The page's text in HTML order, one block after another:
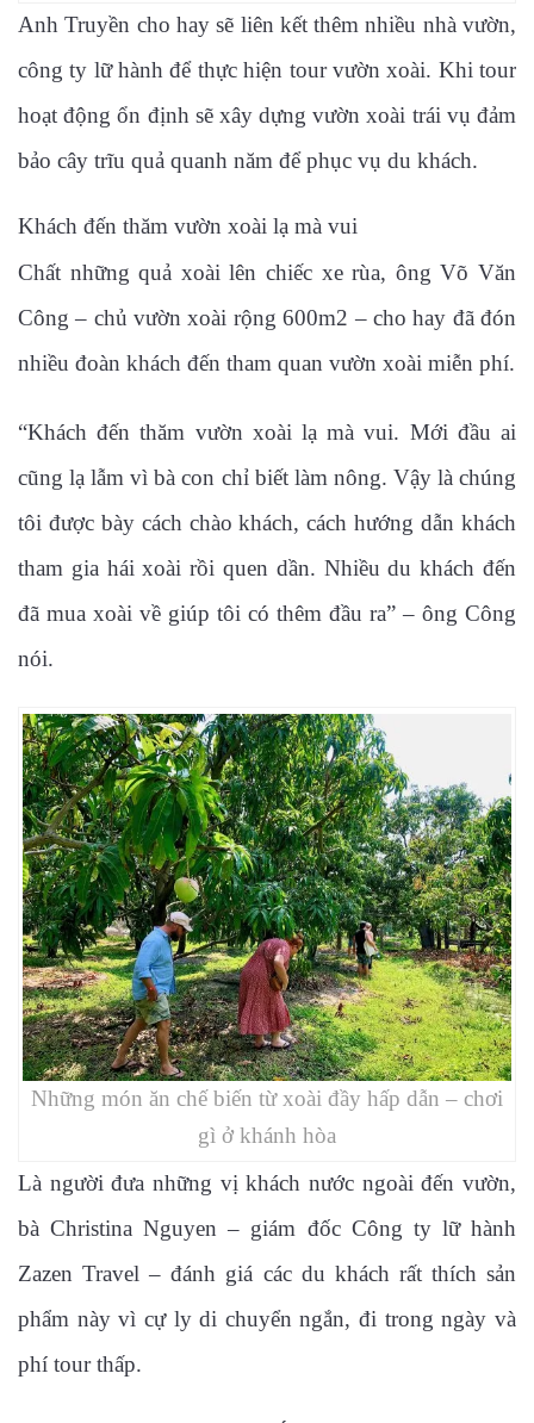
Anh Truyền cho hay sẽ liên kết thêm nhiều nhà vườn,
công ty lữ hành để thực hiện tour vườn xoài. Khi tour
hoạt động ổn định sẽ xây dựng vườn xoài trái vụ đảm
bảo cây trĩu quả quanh năm để phục vụ du khách.
Khách đến thăm vườn xoài lạ mà vui
Chất những quả xoài lên chiếc xe rùa, ông Võ Văn
Công – chủ vườn xoài rộng 600m2 – cho hay đã đón
nhiều đoàn khách đến tham quan vườn xoài miễn phí.
“Khách đến thăm vườn xoài lạ mà vui. Mới đầu ai
cũng lạ lẫm vì bà con chỉ biết làm nông. Vậy là chúng
tôi được bày cách chào khách, cách hướng dẫn khách
tham gia hái xoài rồi quen dần. Nhiều du khách đến
đã mua xoài về giúp tôi có thêm đầu ra” – ông Công
nói.
Những món ăn chế biến từ xoài đầy hấp dẫn – chơi
gì ở khánh hòa
Là người đưa những vị khách nước ngoài đến vườn,
bà Christina Nguyen – giám đốc Công ty lữ hành
Zazen Travel – đánh giá các du khách rất thích sản
phẩm này vì cự ly di chuyển ngắn, đi trong ngày và
phí tour thấp.